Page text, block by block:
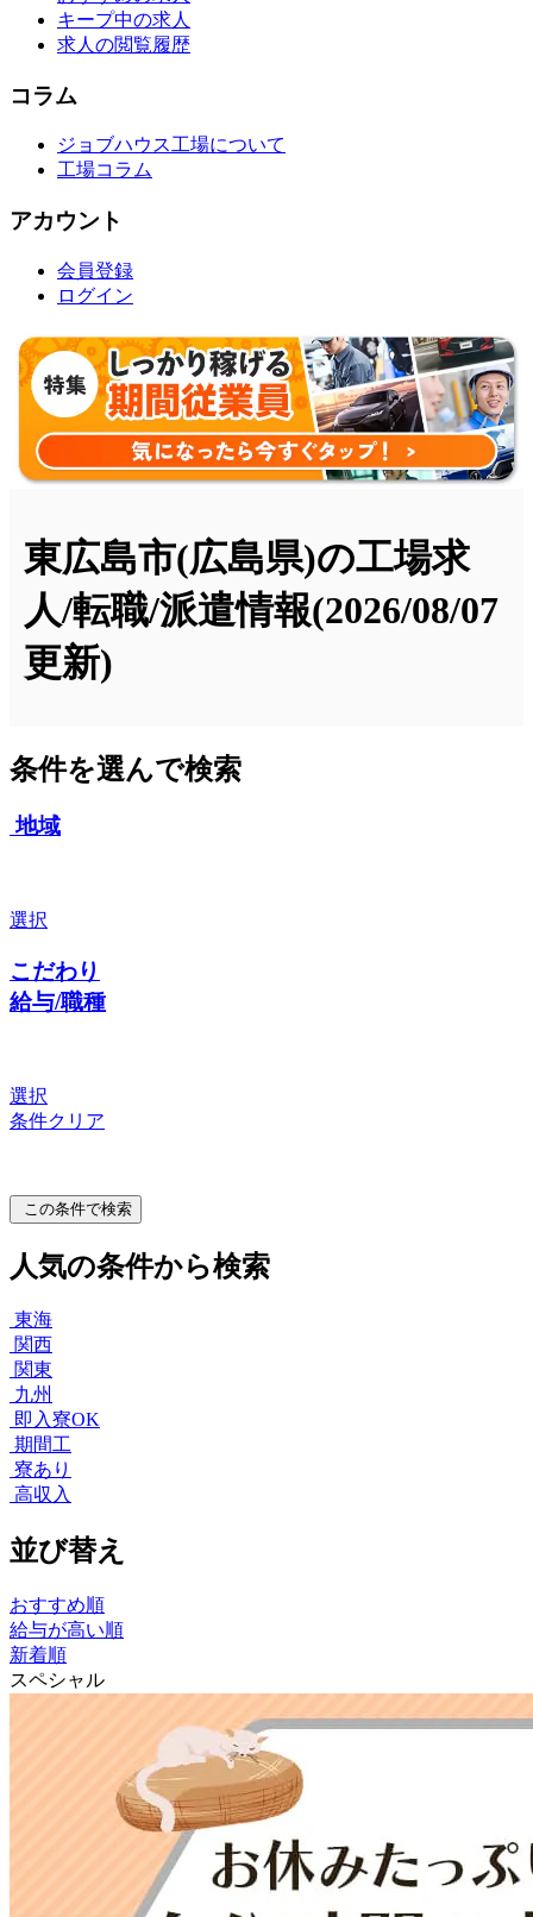
キープ中の求人
求人の閲覧履歴
コラム
ジョブハウス工場について
工場コラム
アカウント
会員登録
ログイン
東広島市(広島県)の工場求
人/転職/派遣情報(2026/08/07
更新)
条件を選んで検索
地域
選択
こだわり
給与/職種
選択
条件クリア
この条件で検索
人気の条件から検索
東海
関西
関東
九州
即入寮OK
期間工
寮あり
高収入
並び替え
おすすめ順
給与が高い順
新着順
スペシャル